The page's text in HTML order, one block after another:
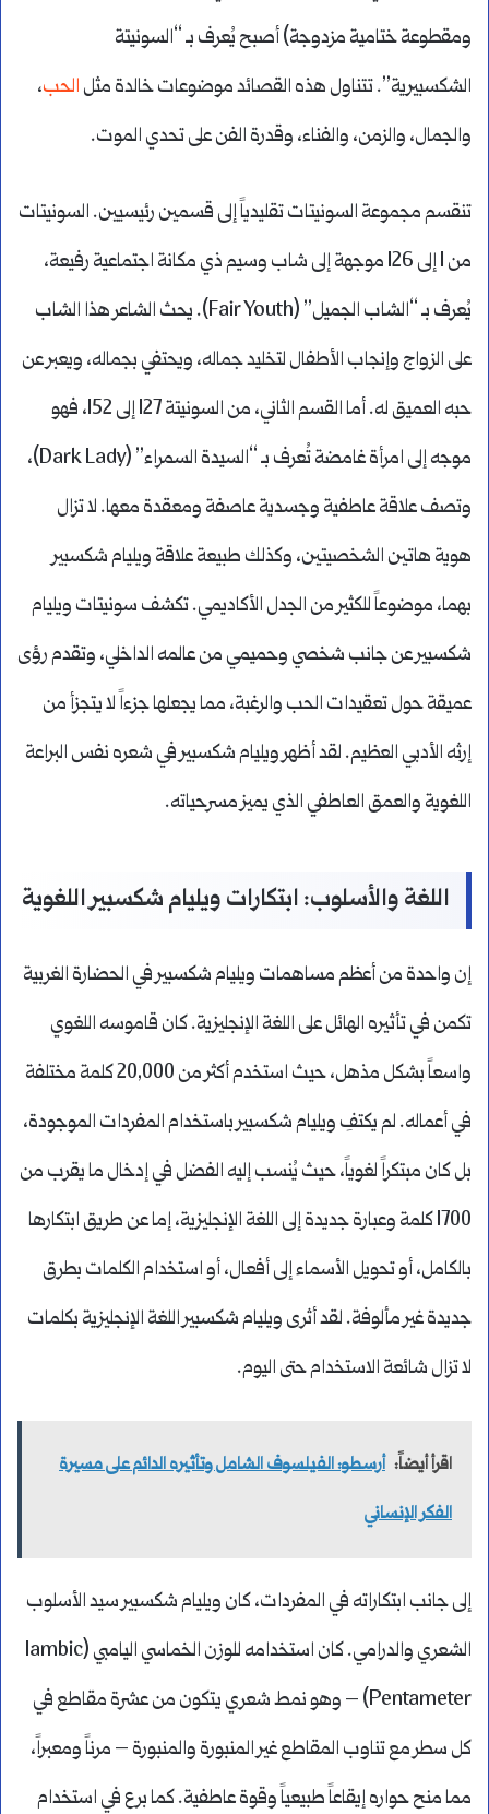
ومقطوعة ختامية مزدوجة) أصبح يُعرف بـ “السونيتة
الشكسبيرية”. تتناول هذه القصائد موضوعات خالدة مثل الحب،
والجمال، والزمن، والفناء، وقدرة الفن على تحدي الموت.
تنقسم مجموعة السونيتات تقليدياً إلى قسمين رئيسيين. السونيتات
من 1 إلى 126 موجهة إلى شاب وسيم ذي مكانة اجتماعية رفيعة،
يُعرف بـ “الشاب الجميل” (Fair Youth). يحث الشاعر هذا الشاب
على الزواج وإنجاب الأطفال لتخليد جماله، ويحتفي بجماله، ويعبر عن
حبه العميق له. أما القسم الثاني، من السونيتة 127 إلى 152، فهو
موجه إلى امرأة غامضة تُعرف بـ “السيدة السمراء” (Dark Lady)،
وتصف علاقة عاطفية وجسدية عاصفة ومعقدة معها. لا تزال
هوية هاتين الشخصيتين، وكذلك طبيعة علاقة ويليام شكسبير
بهما، موضوعاً للكثير من الجدل الأكاديمي. تكشف سونيتات ويليام
شكسبير عن جانب شخصي وحميمي من عالمه الداخلي، وتقدم رؤى
عميقة حول تعقيدات الحب والرغبة، مما يجعلها جزءاً لا يتجزأ من
إرثه الأدبي العظيم. لقد أظهر ويليام شكسبير في شعره نفس البراعة
اللغوية والعمق العاطفي الذي يميز مسرحياته.
اللغة والأسلوب: ابتكارات ويليام شكسبير اللغوية
إن واحدة من أعظم مساهمات ويليام شكسبير في الحضارة الغربية
تكمن في تأثيره الهائل على اللغة الإنجليزية. كان قاموسه اللغوي
واسعاً بشكل مذهل، حيث استخدم أكثر من 20,000 كلمة مختلفة
في أعماله. لم يكتفِ ويليام شكسبير باستخدام المفردات الموجودة،
بل كان مبتكراً لغوياً، حيث يُنسب إليه الفضل في إدخال ما يقرب من
1700 كلمة وعبارة جديدة إلى اللغة الإنجليزية، إما عن طريق ابتكارها
بالكامل، أو تحويل الأسماء إلى أفعال، أو استخدام الكلمات بطرق
جديدة غير مألوفة. لقد أثرى ويليام شكسبير اللغة الإنجليزية بكلمات
لا تزال شائعة الاستخدام حتى اليوم.
اقرأ أيضاً: أرسطو: الفيلسوف الشامل وتأثيره الدائم على مسيرة
الفكر الإنساني
إلى جانب ابتكاراته في المفردات، كان ويليام شكسبير سيد الأسلوب
الشعري والدرامي. كان استخدامه للوزن الخماسي اليامبي (Iambic
Pentameter) – وهو نمط شعري يتكون من عشرة مقاطع في
كل سطر مع تناوب المقاطع غير المنبورة والمنبورة – مرناً ومعبراً،
مما منح حواره إيقاعاً طبيعياً وقوة عاطفية. كما برع في استخدام